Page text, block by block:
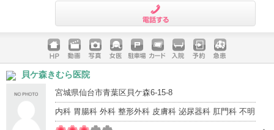
ホームペ
ージ
動画 写真 女医 駐車場
クレジッ
入院 予約 急患
貝ケ森きむら医院
宮城県仙台市青葉区貝ケ森6-15-8
内科 胃腸科 外科 整形外科 皮膚科 泌尿器科 肛門科 不明